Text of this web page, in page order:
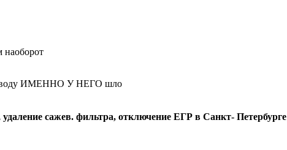
наоборот
заводу ИМЕННО У НЕГО шло
сажев. фильтра, отключение ЕГР в Санкт- Петербурге